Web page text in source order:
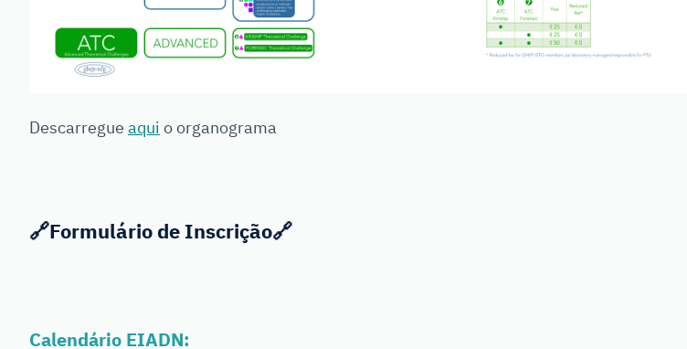
Descarregue aqui o organograma
🔗Formulário de Inscrição🔗
Calendário EIADN: